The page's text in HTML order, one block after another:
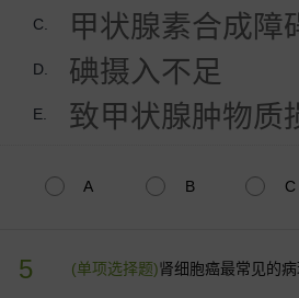
C. 甲状腺素合成障
D. 碘摄入不足
E. 致甲状腺肿物质
A B C
5 (单项选择题)肾细胞癌最常见的